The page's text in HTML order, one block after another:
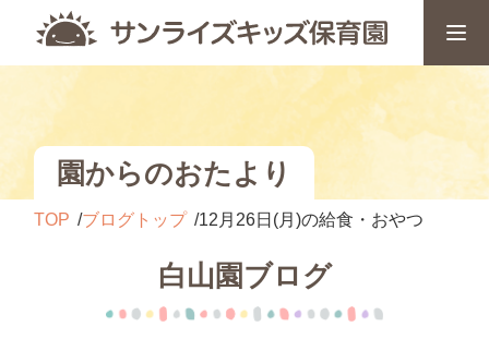
園からのおたより
TOP ブログトップ 12月26日(月)の給食・おやつ
白山園ブログ